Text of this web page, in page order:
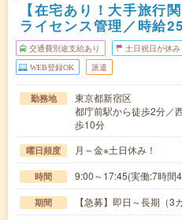
【在宅あり！大手旅行
ライセンス管理／時給
交通費別途支給あり 土日祝日が休み
WEB登録OK 派遣
勤務地
東京都新宿区
都庁前駅から徒歩2分／
歩10分
曜日頻度 月～金※土日休み！
時間 9:00～17:45(実働:7時間
期間 【急募】即日～長期（3